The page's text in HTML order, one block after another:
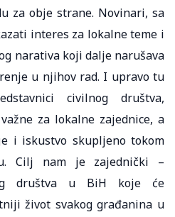
za obje strane. Novinari, sa
interes za lokalne teme i
narativa koji dalje narušava
u njihov rad. I upravo tu
civilnog društva,
za lokalne zajednice, a
i iskustvo skupljeno tokom
Cilj nam je zajednički –
društva u BiH koje će
život svakog građanina u